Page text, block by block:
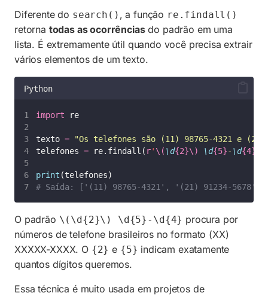
Diferente do search() , a função re.findall()
retorna todas as ocorrênciasdo padrão em uma
lista. É extremamente útil quando você precisa extrair
vários elementos de um texto.
Python
import re
texto = "Os telefones são (11) 98765-4321 e (21)
telefones = re.findall( r' \( \d{2}\) \d{5}- \d{4}
print (telefones)
# Saída: ['(11) 98765-4321', '(21) 91234-5678']
O padrão \(\d{2}\) \d{5}-\d{4} procura por
números de telefone brasileiros no formato (XX)
XXXXX-XXXX. O {2} e {5} indicam exatamente
quantos dígitos queremos.
Essa técnica é muito usada em projetos de